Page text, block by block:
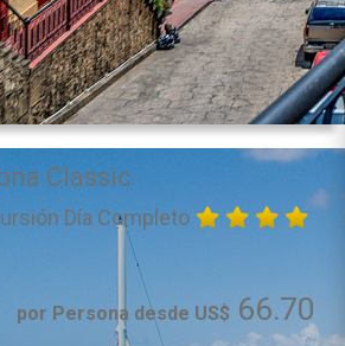
Classic
Día Completo
por Persona desde US$ 66.70